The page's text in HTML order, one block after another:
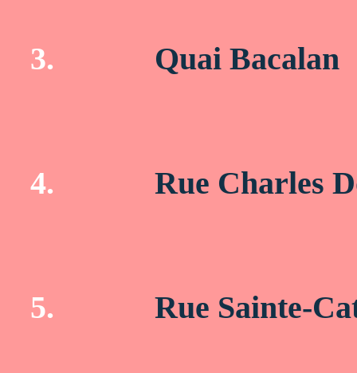
3. Quai Bacalan
4. Rue Charles
5. Rue Sainte-